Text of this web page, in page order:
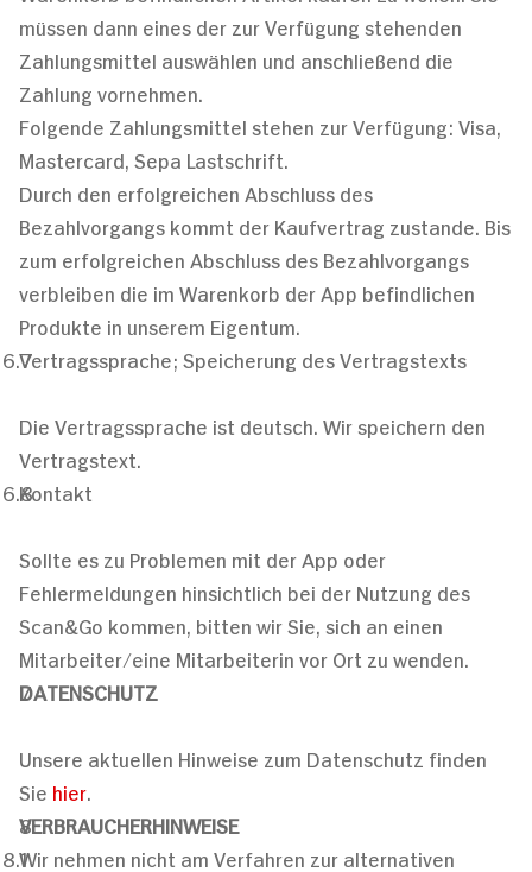
müssen dann eines der zur Verfügung stehenden
Zahlungsmittel auswählen und anschließend die
Zahlung vornehmen.
Folgende Zahlungsmittel stehen zur Verfügung: Visa,
Mastercard, Sepa Lastschrift.
Durch den erfolgreichen Abschluss des
Bezahlvorgangs kommt der Kaufvertrag zustande. Bis
zum erfolgreichen Abschluss des Bezahlvorgangs
verbleiben die im Warenkorb der App befindlichen
Produkte in unserem Eigentum.
Vertragssprache; Speicherung des Vertragstexts
Die Vertragssprache ist deutsch. Wir speichern den
Vertragstext.
Kontakt
Sollte es zu Problemen mit der App oder
Fehlermeldungen hinsichtlich bei der Nutzung des
Scan&Go kommen, bitten wir Sie, sich an einen
Mitarbeiter/eine Mitarbeiterin vor Ort zu wenden.
DATENSCHUTZ
Unsere aktuellen Hinweise zum Datenschutz finden
Sie hier
VERBRAUCHERHINWEISE
Wir nehmen nicht am Verfahren zur alternativen